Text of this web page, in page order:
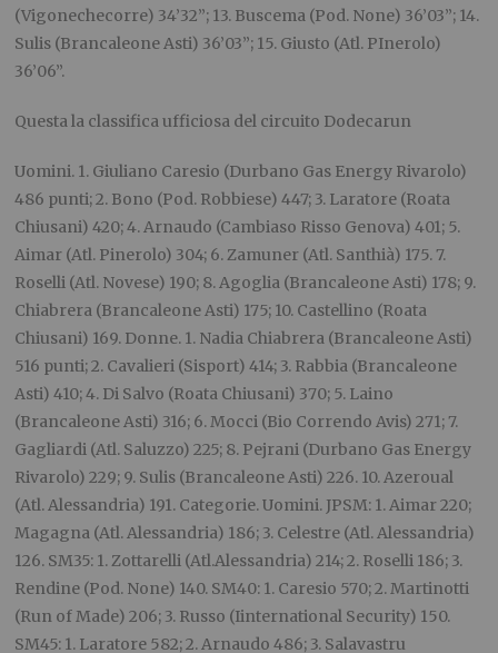
(Vigonechecorre) 34’32”; 13. Buscema (Pod. None) 36’03”; 14.
Sulis (Brancaleone Asti) 36’03”; 15. Giusto (Atl. PInerolo)
36’06”.
Questa la classifica ufficiosa del circuito Dodecarun
Uomini. 1. Giuliano Caresio (Durbano Gas Energy Rivarolo)
486 punti; 2. Bono (Pod. Robbiese) 447; 3. Laratore (Roata
Chiusani) 420; 4. Arnaudo (Cambiaso Risso Genova) 401; 5.
Aimar (Atl. Pinerolo) 304; 6. Zamuner (Atl. Santhià) 175. 7.
Roselli (Atl. Novese) 190; 8. Agoglia (Brancaleone Asti) 178; 9.
Chiabrera (Brancaleone Asti) 175; 10. Castellino (Roata
Chiusani) 169. Donne. 1. Nadia Chiabrera (Brancaleone Asti)
516 punti; 2. Cavalieri (Sisport) 414; 3. Rabbia (Brancaleone
Asti) 410; 4. Di Salvo (Roata Chiusani) 370; 5. Laino
(Brancaleone Asti) 316; 6. Mocci (Bio Correndo Avis) 271; 7.
Gagliardi (Atl. Saluzzo) 225; 8. Pejrani (Durbano Gas Energy
Rivarolo) 229; 9. Sulis (Brancaleone Asti) 226. 10. Azeroual
(Atl. Alessandria) 191. Categorie. Uomini. JPSM: 1. Aimar 220;
Magagna (Atl. Alessandria) 186; 3. Celestre (Atl. Alessandria)
126. SM35: 1. Zottarelli (Atl.Alessandria) 214; 2. Roselli 186; 3.
Rendine (Pod. None) 140. SM40: 1. Caresio 570; 2. Martinotti
(Run of Made) 206; 3. Russo (Iinternational Security) 150.
SM45: 1. Laratore 582; 2. Arnaudo 486; 3. Salavastru